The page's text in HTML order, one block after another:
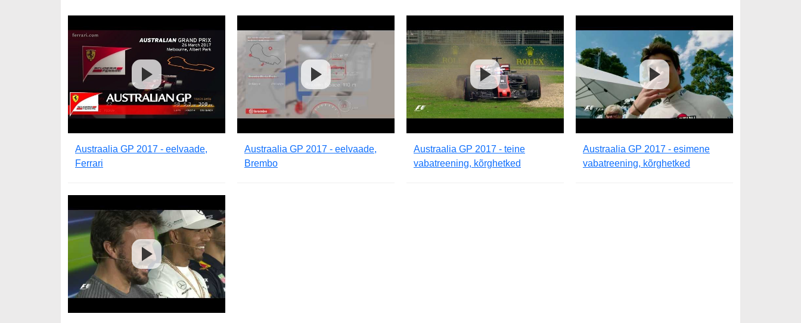
Austraalia GP 2017 - eelvaade,
Ferrari
Austraalia GP 2017 - eelvaade,
Brembo
Austraalia GP 2017 - teine
vabatreening, kõrghetked
Austraalia GP 2017 - esimene
vabatreening, kõrghetked